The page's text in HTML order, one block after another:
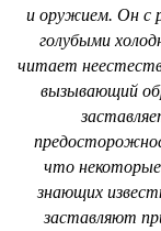
и оружием. Он с
голубыми
читает
вызывающий
что
знающих
заставляют